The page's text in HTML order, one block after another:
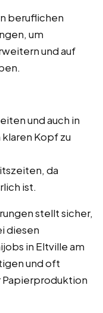
beruflichen
um
und auf
und auch in
Kopf zu
da
ist.
stellt sicher,
diesen
in Eltville am
und oft
Papierproduktion